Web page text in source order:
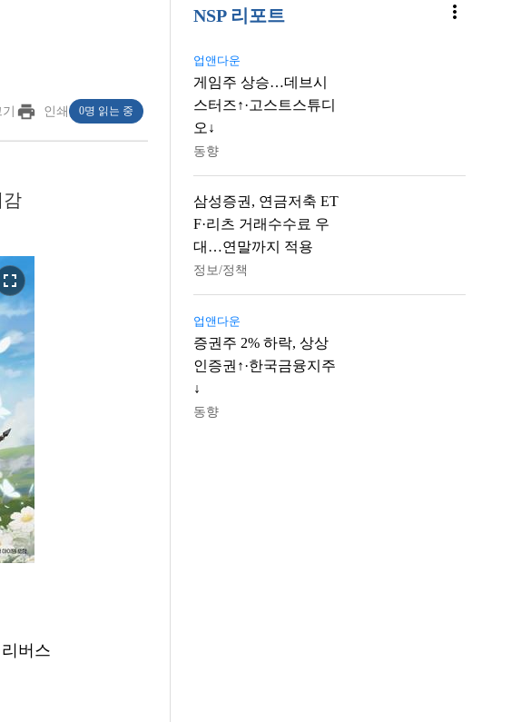
print 인쇄 0명 읽는 중
감
fullscreen
버스
NSP 리포트 more_vert
업앤다운
게임주 상승…데브시
스터즈↑·고스트스튜디
오↓
동향
삼성증권, 연금저축 ET
F·리츠 거래수수료 우
대…연말까지 적용
정보/정책
업앤다운
증권주 2% 하락, 상상
인증권↑·한국금융지주
↓
동향